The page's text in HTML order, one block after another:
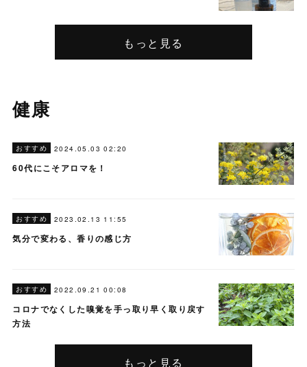
もっと見る
健康
おすすめ 2024.05.03 02:20
60代にこそアロマを！
おすすめ 2023.02.13 11:55
気分で変わる、香りの感じ方
おすすめ 2022.09.21 00:08
コロナでなくした嗅覚を手っ取り早く取り戻す
方法
もっと見る